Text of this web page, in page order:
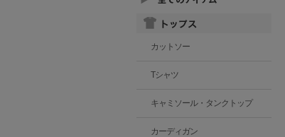
カットソー
Tシャツ
キャミソール・タンクトップ
カーディガン